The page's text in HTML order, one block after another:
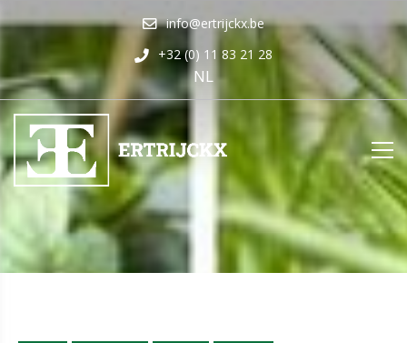
info@ertrijckx.be
+32 (0) 11 83 21 28
NL